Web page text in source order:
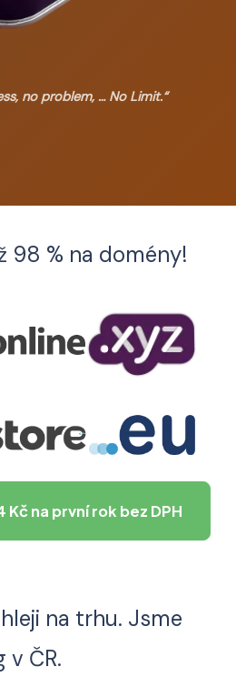
no problem, … No Limit.“
98 % na domény!
Kč na první rok bez DPH
na trhu. Jsme
v ČR.